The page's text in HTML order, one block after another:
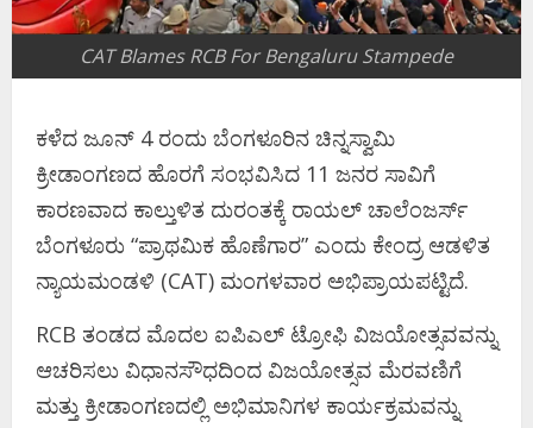
CAT Blames RCB For Bengaluru Stampede
ಕಳೆದ ಜೂನ್ 4 ರಂದು ಬೆಂಗಳೂರಿನ ಚಿನ್ನಸ್ವಾಮಿ
ಕ್ರೀಡಾಂಗಣದ ಹೊರಗೆ ಸಂಭವಿಸಿದ 11 ಜನರ ಸಾವಿಗೆ
ಕಾರಣವಾದ ಕಾಲ್ತುಳಿತ ದುರಂತಕ್ಕೆ ರಾಯಲ್ ಚಾಲೆಂಜರ್ಸ್
ಬೆಂಗಳೂರು “ಪ್ರಾಥಮಿಕ ಹೊಣೆಗಾರ” ಎಂದು ಕೇಂದ್ರ ಆಡಳಿತ
ನ್ಯಾಯಮಂಡಳಿ (CAT) ಮಂಗಳವಾರ ಅಭಿಪ್ರಾಯಪಟ್ಟಿದೆ.
RCB ತಂಡದ ಮೊದಲ ಐಪಿಎಲ್ ಟ್ರೋಫಿ ವಿಜಯೋತ್ಸವವನ್ನು
ಆಚರಿಸಲು ವಿಧಾನಸೌಧದಿಂದ ವಿಜಯೋತ್ಸವ ಮೆರವಣಿಗೆ
ಮತ್ತು ಕ್ರೀಡಾಂಗಣದಲ್ಲಿ ಅಭಿಮಾನಿಗಳ ಕಾರ್ಯಕ್ರಮವನ್ನು